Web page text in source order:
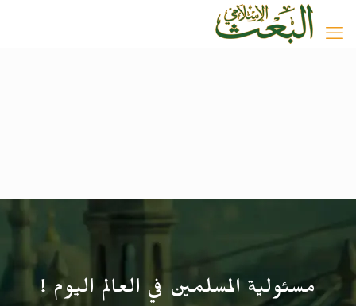
مسئولية المسلمين في العالم اليوم !